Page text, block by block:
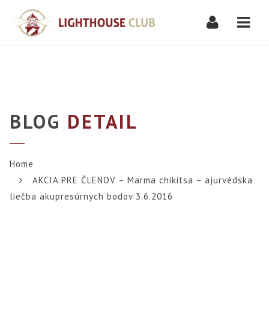
BLOG DETAIL
Home
AKCIA PRE ČLENOV – Marma chikitsa – ajurvédska
liečba akupresúrnych bodov 3.6.2016